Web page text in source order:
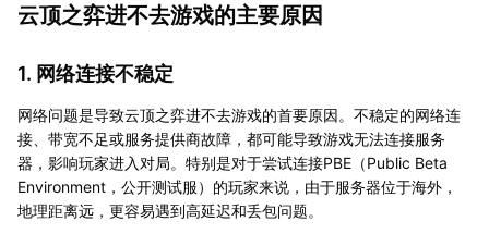
云顶之弈进不去游戏的主要原因
1. 网络连接不稳定
网络问题是导致云顶之弈进不去游戏的首要原因。不稳定的网络连
接、带宽不足或服务提供商故障，都可能导致游戏无法连接服务
器，影响玩家进入对局。特别是对于尝试连接PBE（Public Beta
Environment，公开测试服）的玩家来说，由于服务器位于海外，
地理距离远，更容易遇到高延迟和丢包问题。